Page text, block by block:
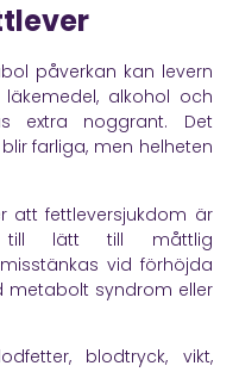
påverkan kan levern
alkohol och
extra noggrant. Det
farliga, men helheten
att fettleversjukdom är
till lätt till måttlig
vid förhöjda
metabolt syndrom eller
blodtryck, vikt,